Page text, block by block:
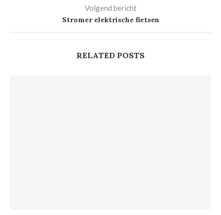
Volgend bericht
Stromer elektrische fietsen
RELATED POSTS